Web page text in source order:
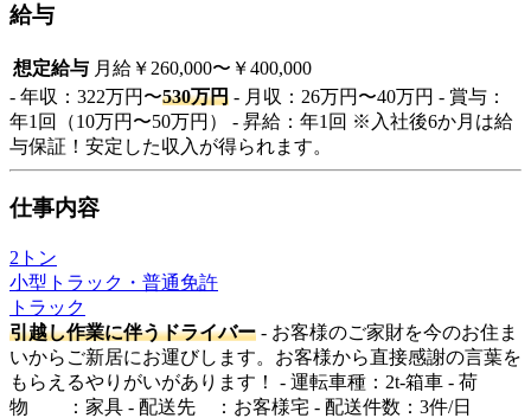
給与
想定給与 月給￥260,000〜￥400,000
- 年収：322万円〜530万円 - 月収：26万円〜40万円 - 賞与：
年1回（10万円〜50万円） - 昇給：年1回 ※入社後6か月は給
与保証！安定した収入が得られます。
仕事内容
2トン
小型トラック・普通免許
トラック
引越し作業に伴うドライバー - お客様のご家財を今のお住ま
いからご新居にお運びします。お客様から直接感謝の言葉を
もらえるやりがいがあります！ - 運転車種：2t-箱車 - 荷
物 ：家具 - 配送先 ：お客様宅 - 配送件数：3件/日